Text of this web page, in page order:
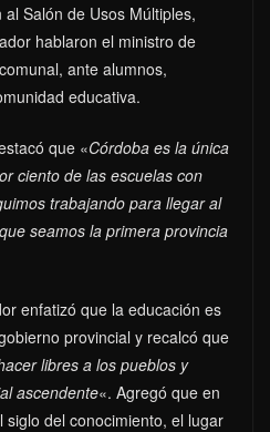
Salón de Usos Múltiples,
hablaron el ministro de
ante alumnos,
educativa.
que «Córdoba es la única
ciento de las escuelas con
trabajando para llegar al
seamos la primera provincia
enfatizó que la educación es
provincial y recalcó que
libres a los pueblos y
ascendente«. Agregó que en
siglo del conocimiento, el lugar